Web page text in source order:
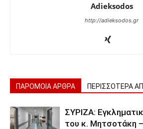
Adieksodos
http://adieksodos.gr
ΠΑΡΟΜΟΙΑ ΑΡΘΡΑ ΠΕΡΙΣΣΟΤΕΡΑ
ΣΥΡΙΖΑ:
του κ. Μητσοτάκη